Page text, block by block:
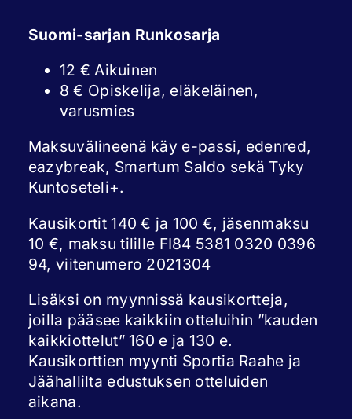
Suomi-sarjan Runkosarja
12 € Aikuinen
8 € Opiskelija, eläkeläinen,
varusmies
Maksuvälineenä käy e-passi, edenred,
eazybreak, Smartum Saldo sekä Tyky
Kuntoseteli+.
Kausikortit 140 € ja 100 €, jäsenmaksu
10 €, maksu tilille FI84 5381 0320 0396
94, viitenumero 2021304
Lisäksi on myynnissä kausikortteja,
joilla pääsee kaikkiin otteluihin ”kauden
kaikkiottelut” 160 e ja 130 e.
Kausikorttien myynti Sportia Raahe ja
Jäähallilta edustuksen otteluiden
aikana.